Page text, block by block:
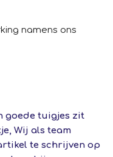
namens ons
goede tuigjes zit
Wij als team
te schrijven op